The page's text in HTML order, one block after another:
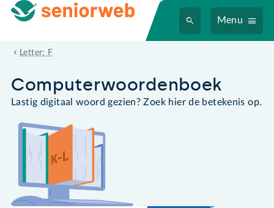
Menu
Letter: F
frame
Computer­woordenboek
Lastig digitaal woord gezien? Zoek hier de betekenis op.